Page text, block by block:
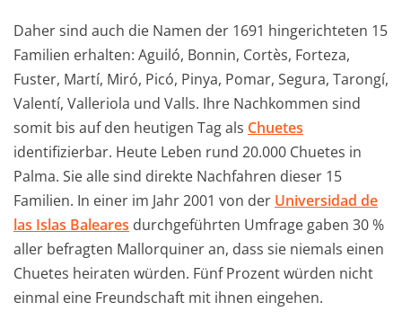
Daher sind auch die Namen der 1691 hingerichteten 15
Familien erhalten: Aguiló, Bonnin, Cortès, Forteza,
Fuster, Martí, Miró, Picó, Pinya, Pomar, Segura, Tarongí,
Valentí, Valleriola und Valls. Ihre Nachkommen sind
somit bis auf den heutigen Tag als Chuetes
identifizierbar. Heute Leben rund 20.000 Chuetes in
Palma. Sie alle sind direkte Nachfahren dieser 15
Familien. In einer im Jahr 2001 von der Universidad de
las Islas Baleares durchgeführten Umfrage gaben 30 %
aller befragten Mallorquiner an, dass sie niemals einen
Chuetes heiraten würden. Fünf Prozent würden nicht
einmal eine Freundschaft mit ihnen eingehen.